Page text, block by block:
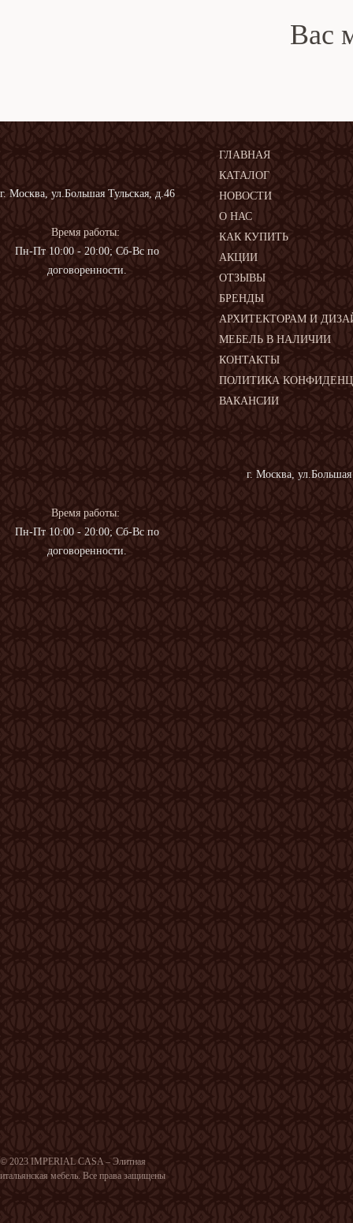
Вас
г. Москва, ул.Большая Тульская, д.46
Время работы:
Пн-Пт 10:00 - 20:00; Сб-Вс по
договоренности.
ГЛАВНАЯ
КАТАЛОГ
НОВОСТИ
О НАС
КАК КУПИТЬ
АКЦИИ
ОТЗЫВЫ
БРЕНДЫ
АРХИТЕКТОРАМ И
МЕБЕЛЬ В НАЛИЧИИ
КОНТАКТЫ
ПОЛИТИКА
ВАКАНСИИ
г. Москва, ул.Большая
Время работы:
Пн-Пт 10:00 - 20:00; Сб-Вс по
договоренности.
© 2023 IMPERIAL CASA – Элитная
итальянская мебель. Все права защищены